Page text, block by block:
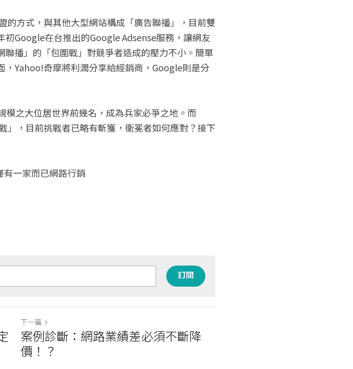
方式，與其他大型網站構成「廣告聯播」，目前雙
Google在台推出的Google Adsense服務，讓網友
播」的「包圍戰」對競爭者造成的壓力不小。簡單
Yahoo!奇摩將利潤分享給經銷商，Google則是分
」，目前挑戰者已略有斬獲，衛冕者如何應對？接下
一家而已網路行銷
訂閱
下一篇
案例診斷：網路業績差必須不斷降
價！？